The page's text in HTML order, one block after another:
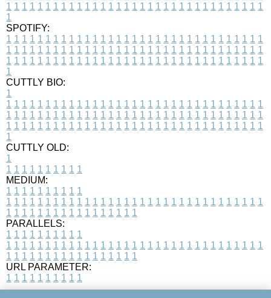
1 1 1 1 1 1 1 1 1 1 1 1 1 1 1 1 1 1 1 1 1 1 1 1 1 1 1 1 1 1 1 1 1
1
SPOTIFY:
1 1 1 1 1 1 1 1 1 1 1 1 1 1 1 1 1 1 1 1 1 1 1 1 1 1 1 1 1 1 1 1 1
1 1 1 1 1 1 1 1 1 1 1 1 1 1 1 1 1 1 1 1 1 1 1 1 1 1 1 1 1 1 1 1 1
1 1 1 1 1 1 1 1 1 1 1 1 1 1 1 1 1 1 1 1 1 1 1 1 1 1 1 1 1 1 1 1 1
1
CUTTLY BIO:
1
1 1 1 1 1 1 1 1 1 1 1 1 1 1 1 1 1 1 1 1 1 1 1 1 1 1 1 1 1 1 1 1 1
1 1 1 1 1 1 1 1 1 1 1 1 1 1 1 1 1 1 1 1 1 1 1 1 1 1 1 1 1 1 1 1 1
1 1 1 1 1 1 1 1 1 1 1 1 1 1 1 1 1 1 1 1 1 1 1 1 1 1 1 1 1 1 1 1 1
1
CUTTLY OLD:
1
1 1 1 1 1 1 1 1 1 1
MEDIUM:
1 1 1 1 1 1 1 1 1 1
1 1 1 1 1 1 1 1 1 1 1 1 1 1 1 1 1 1 1 1 1 1 1 1 1 1 1 1 1 1 1 1 1
1 1 1 1 1 1 1 1 1 1 1 1 1 1 1 1 1
PARALLELS:
1 1 1 1 1 1 1 1 1 1
1 1 1 1 1 1 1 1 1 1 1 1 1 1 1 1 1 1 1 1 1 1 1 1 1 1 1 1 1 1 1 1 1
1 1 1 1 1 1 1 1 1 1 1 1 1 1 1 1 1
URL PARAMETER:
1 1 1 1 1 1 1 1 1 1